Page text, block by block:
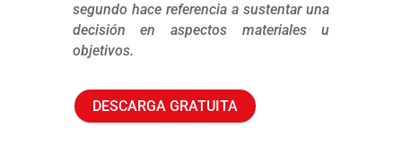
segundo hace referencia a sustentar una
decisión en aspectos materiales u
objetivos.
DESCARGA GRATUITA